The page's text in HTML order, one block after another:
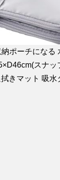
ポーチになる
スナ
きマット 吸